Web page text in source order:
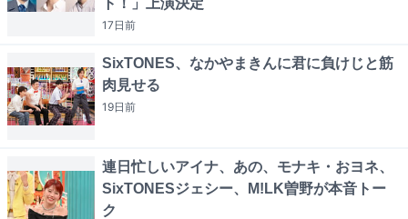
17日前
SixTONES、なかやまきんに君に負けじと筋
肉見せる
19日前
連日忙しいアイナ、あの、モナキ・おヨネ、
SixTONESジェシー、M!LK曽野が本音トー
ク